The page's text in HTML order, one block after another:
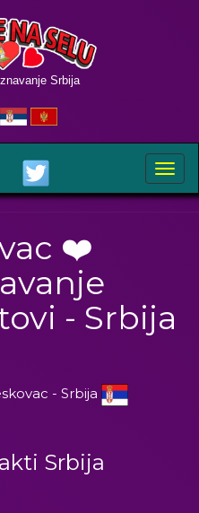
Srbija
Toggle
❤️
- Srbija
- Srbija
Srbija